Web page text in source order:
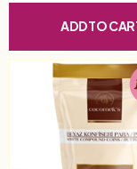
ADD TO